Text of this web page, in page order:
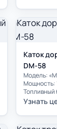
Каток
DM-58
Модель:
Топливный
Узнать